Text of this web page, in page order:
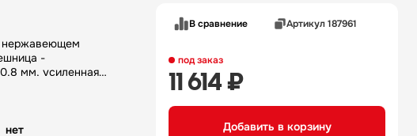
нержавеющем
-
мм, усиленная
- уголок
нет
В сравнение Артикул 187961
под заказ
11 614 ₽
Добавить в корзину